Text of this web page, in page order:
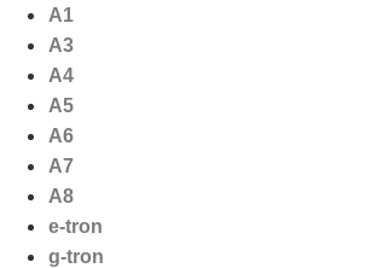
naar
inhoud
A1
A3
A4
A5
A6
A7
A8
e-tron
g-tron